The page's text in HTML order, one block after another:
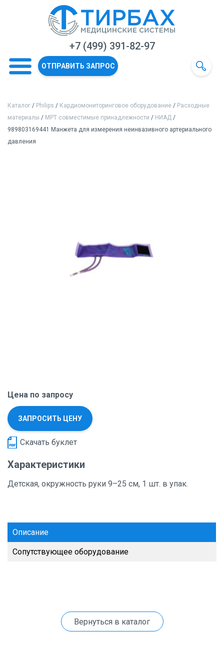
+7 (499) 391-82-97
ОТПРАВИТЬ ЗАПРОС
Каталог / Philips / Кардиомониторинговое оборудование / Расходные
материалы / МРТ совместимые принадлежности / НИАД /
989803169441 Манжета для измерения неинвазивного артериального
давления
Цена по запросу
ЗАПРОСИТЬ ЦЕНУ
Скачать буклет
Характеристики
Детская, окружность руки 9–25 см, 1 шт. в упак.
Описание
Сопутствующее оборудование
Вернуться в каталог